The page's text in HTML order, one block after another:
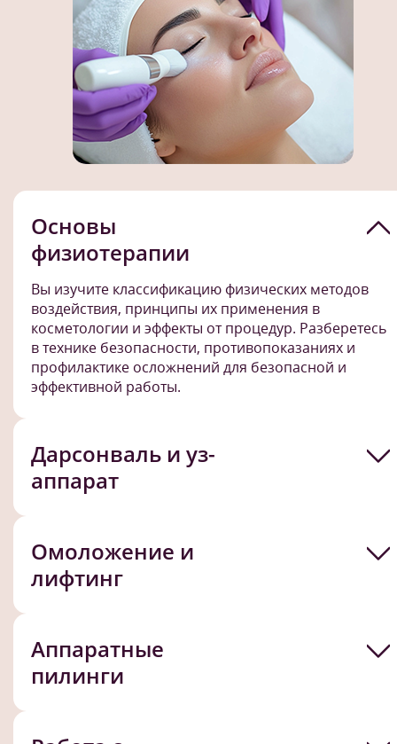
Основы
физиотерапии
Вы изучите классификацию физических методов
воздействия, принципы их применения в
косметологии и эффекты от процедур. Разберетесь
в технике безопасности, противопоказаниях и
профилактике осложнений для безопасной и
эффективной работы.
Дарсонваль и уз-
аппарат
Омоложение и
лифтинг
Аппаратные
пилинги